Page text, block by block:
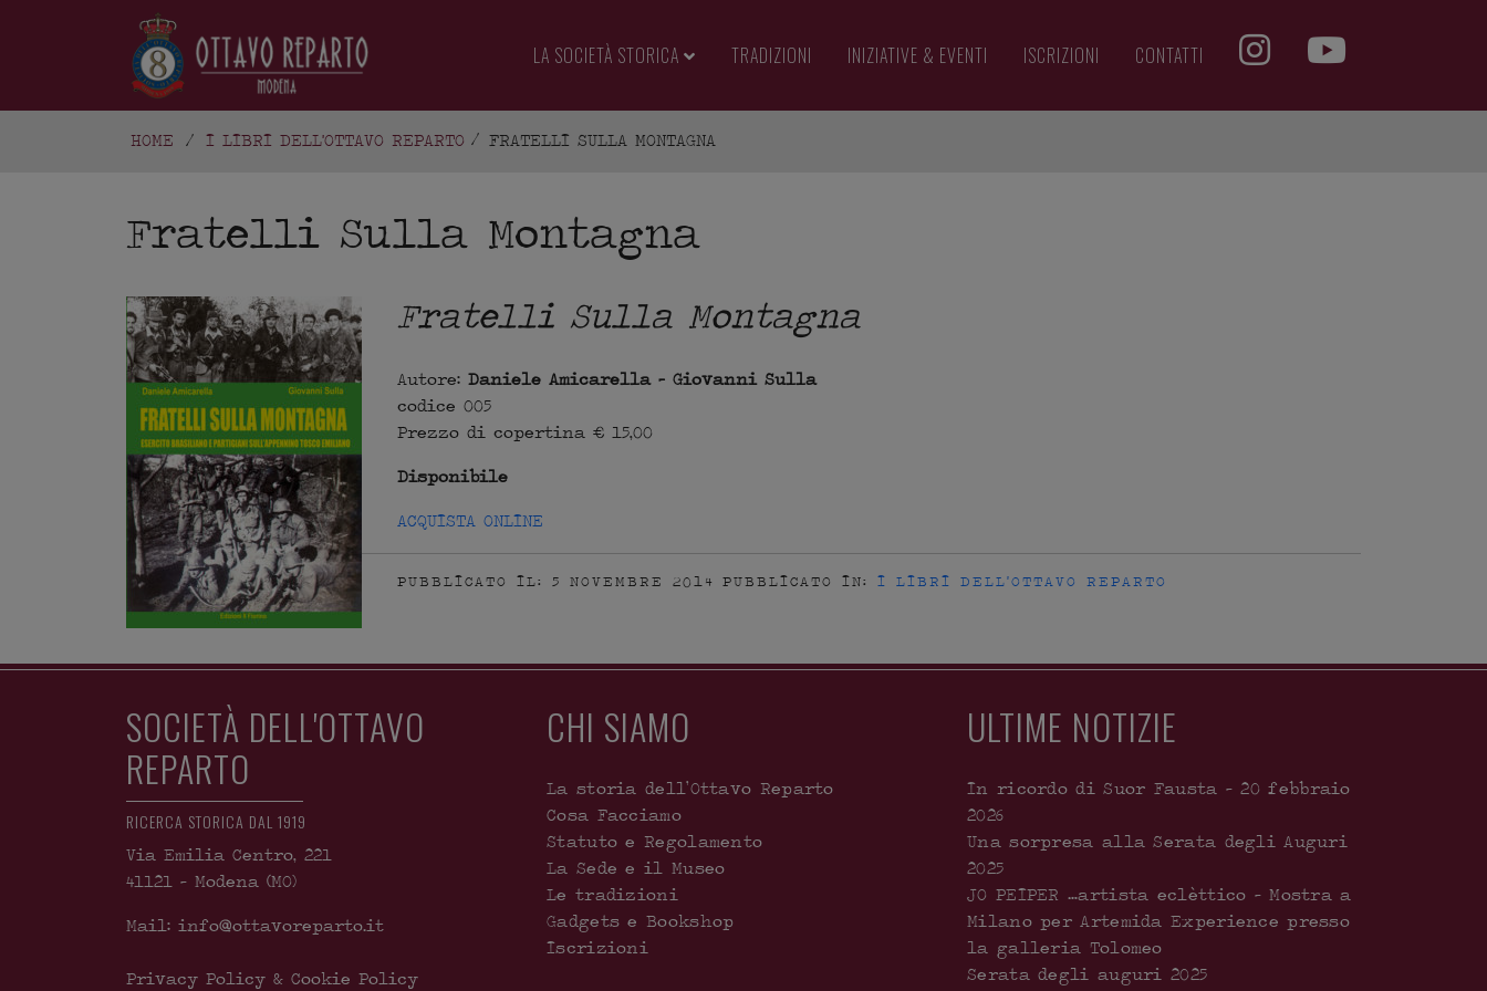
LA SOCIETÀ STORICA TRADIZIONI INIZIATIVE & EVENTI ISCRIZIONI CONTATTI
HOME / I LIBRI DELL'OTTAVO REPARTO FRATELLI SULLA MONTAGNA
Fratelli Sulla Montagna
Fratelli Sulla Montagna
Autore: Daniele Amicarella – Giovanni Sulla
codice 005
Prezzo di copertina € 15,00
Disponibile
ACQUISTA ONLINE
PUBBLICATO IL: 5 NOVEMBRE 2014 PUBBLICATO IN: I LIBRI DELL'OTTAVO REPARTO
SOCIETÀ DELL'OTTAVO
REPARTO
RICERCA STORICA DAL 1919
Via Emilia Centro, 221
41121 - Modena (MO)
Mail: info@ottavoreparto.it
Privacy Policy & Cookie Policy
CHI SIAMO
La storia dell’Ottavo Reparto
Cosa Facciamo
Statuto e Regolamento
La Sede e il Museo
Le tradizioni
Gadgets e Bookshop
Iscrizioni
ULTIME NOTIZIE
In ricordo di Suor Fausta – 20 febbraio
2026
Una sorpresa alla Serata degli Auguri
2025
JO PEIPER …artista eclèttico – Mostra a
Milano per Artemida Experience presso
la galleria Tolomeo
Serata degli auguri 2025